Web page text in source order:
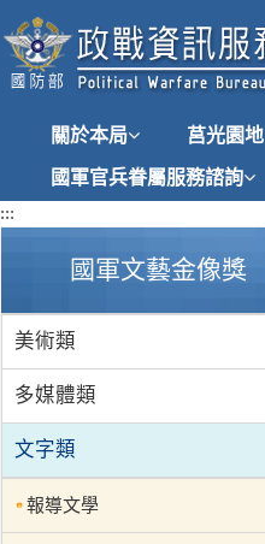
關於本局 莒光園地
國軍官兵眷屬服務諮詢
:::
國軍文藝金像獎
美術類
多媒體類
文字類
報導文學